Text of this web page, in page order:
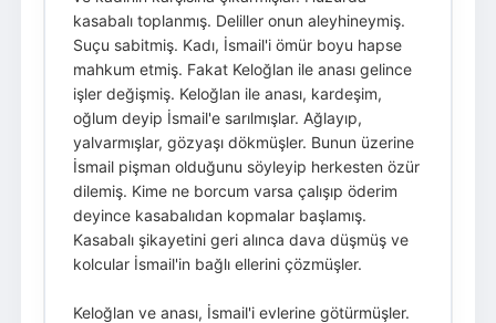
kasabalı toplanmış. Deliller onun aleyhineymiş.
Suçu sabitmiş. Kadı, İsmail'i ömür boyu hapse
mahkum etmiş. Fakat Keloğlan ile anası gelince
işler değişmiş. Keloğlan ile anası, kardeşim,
oğlum deyip İsmail'e sarılmışlar. Ağlayıp,
yalvarmışlar, gözyaşı dökmüşler. Bunun üzerine
İsmail pişman olduğunu söyleyip herkesten özür
dilemiş. Kime ne borcum varsa çalışıp öderim
deyince kasabalıdan kopmalar başlamış.
Kasabalı şikayetini geri alınca dava düşmüş ve
kolcular İsmail'in bağlı ellerini çözmüşler.
Keloğlan ve anası, İsmail'i evlerine götürmüşler.